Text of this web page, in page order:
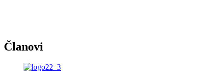
Članovi